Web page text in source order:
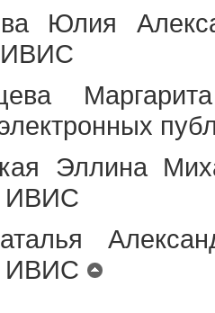
Юлия
ИВИС
Эллина
ИВИС
ИВИС